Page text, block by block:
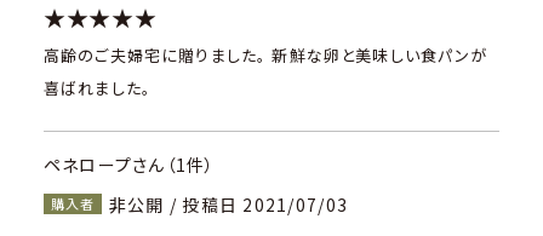
★★★★★
高齢のご夫婦宅に贈りました。 新鮮な卵と美味しい食パンが
喜ばれました。
ペネロープさん（1件）
購入者 非公開 / 投稿日 2021/07/03